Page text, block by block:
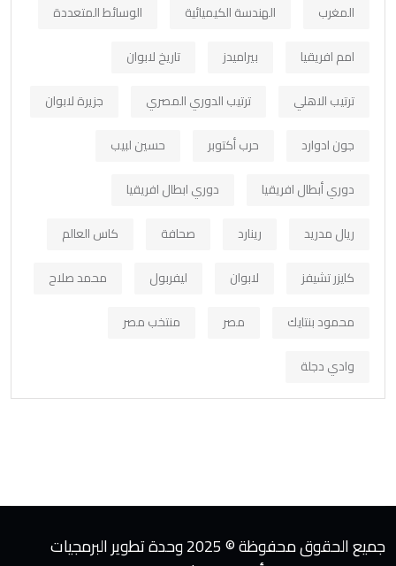
المغرب
الهندسة الكيميائية
الوسائط المتعددة
امم افريقيا
بيراميدز
تاريخ لابوان
ترتيب الاهلي
ترتيب الدوري المصري
جزيرة لابوان
جون ادوارد
حرب أكتوبر
حسين لبيب
دوري أبطال افريقيا
دوري ابطال افريقيا
ريال مدريد
رينارد صحافة
كاس العالم
كايزر تشيفز
لابوان ليفربول
محمد صلاح
محمود بنتايك
مصر
منتخب مصر
وادي دجلة
جميع الحقوق محفوظة © 2025 وحدة تطوير البرمجيات